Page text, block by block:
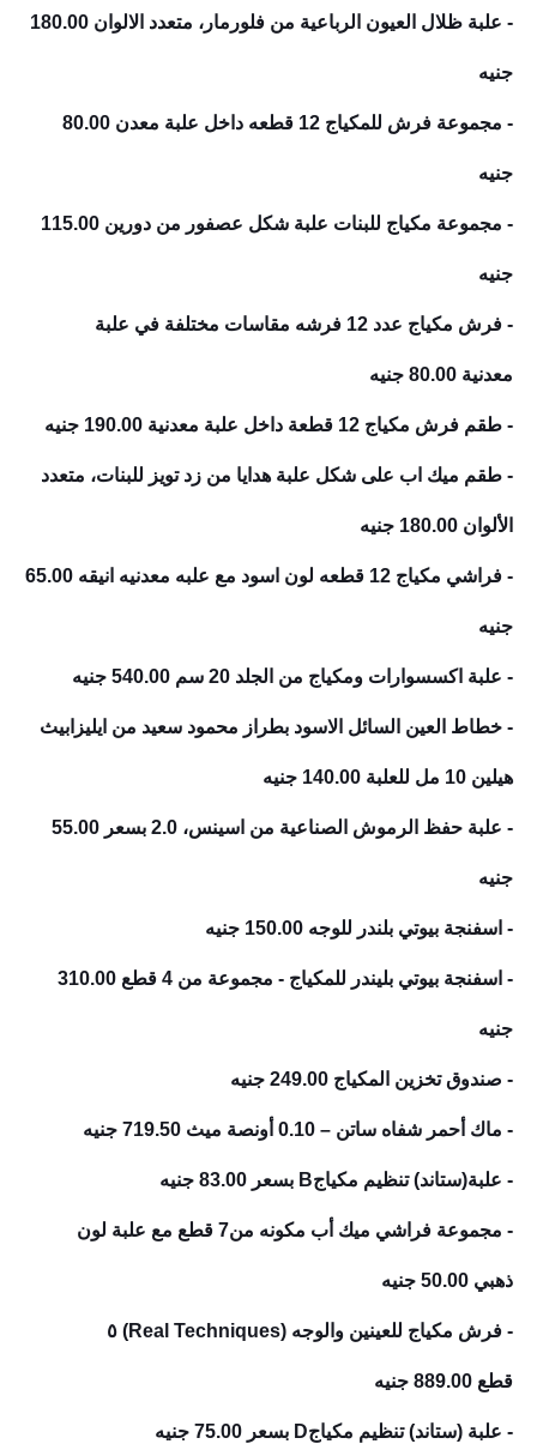
- علبة ظلال العيون الرباعية من فلورمار، متعدد الالوان 180.00
جنيه
- مجموعة فرش للمكياج 12 قطعه داخل علبة معدن 80.00
جنيه
- مجموعة مكياج للبنات علبة شكل عصفور من دورين 115.00
جنيه
- فرش مكياج عدد 12 فرشه مقاسات مختلفة في علبة
معدنية 80.00 جنيه
- طقم فرش مكياج 12 قطعة داخل علبة معدنية 190.00 جنيه
- طقم ميك اب على شكل علبة هدايا من زد تويز للبنات، متعدد
الألوان 180.00 جنيه
- فراشي مكياج 12 قطعه لون اسود مع علبه معدنيه انيقه 65.00
جنيه
- علبة اكسسوارات ومكياج من الجلد 20 سم 540.00 جنيه
- خطاط العين السائل الاسود بطراز محمود سعيد من ايليزابيث
هيلين 10 مل للعلبة 140.00 جنيه
- علبة حفظ الرموش الصناعية من اسينس، 2.0 بسعر 55.00
جنيه
- اسفنجة بيوتي بلندر للوجه 150.00 جنيه
- اسفنجة بيوتي بليندر للمكياج - مجموعة من 4 قطع 310.00
جنيه
- صندوق تخزين المكياج 249.00 جنيه
- ماك أحمر شفاه ساتن – 0.10 أونصة ميث 719.50 جنيه
- علبة(ستاند) تنظيم مكياجB بسعر 83.00 جنيه
- مجموعة فراشي ميك أب مكونه من7 قطع مع علبة لون
ذهبي 50.00 جنيه
- فرش مكياج للعينين والوجه (Real Techniques) ٥
قطع 889.00 جنيه
- علبة (ستاند) تنظيم مكياجD بسعر 75.00 جنيه